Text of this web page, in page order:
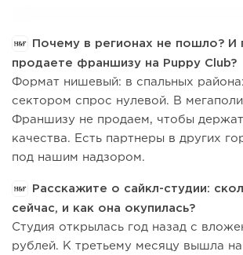
Почему в регионах не пошло? И
продаете франшизу на Puppy Club?
Формат нишевый: в спальных
сектором спрос нулевой. В
Франшизу не продаем, чтобы
качества. Есть партнеры в других
под нашим надзором.
Расскажите о сайкл-студии:
сейчас, и как она окупилась?
Студия открылась год назад с
рублей. К третьему месяцу вышла на